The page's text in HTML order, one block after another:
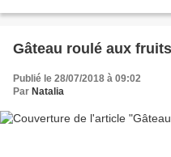
Gâteau roulé aux
Publié le 28/07/2018 à 09:02
Par Natalia